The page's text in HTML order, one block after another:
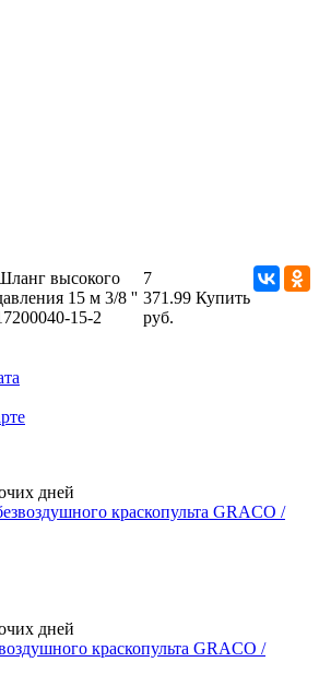
высокого
15 м 3/8 ''
15-2
7
371.99
руб.
Купить
дней
краскопульта GRACO /
дней
краскопульта GRACO /